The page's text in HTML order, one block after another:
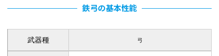
鉄弓の基本性能
武器種 弓